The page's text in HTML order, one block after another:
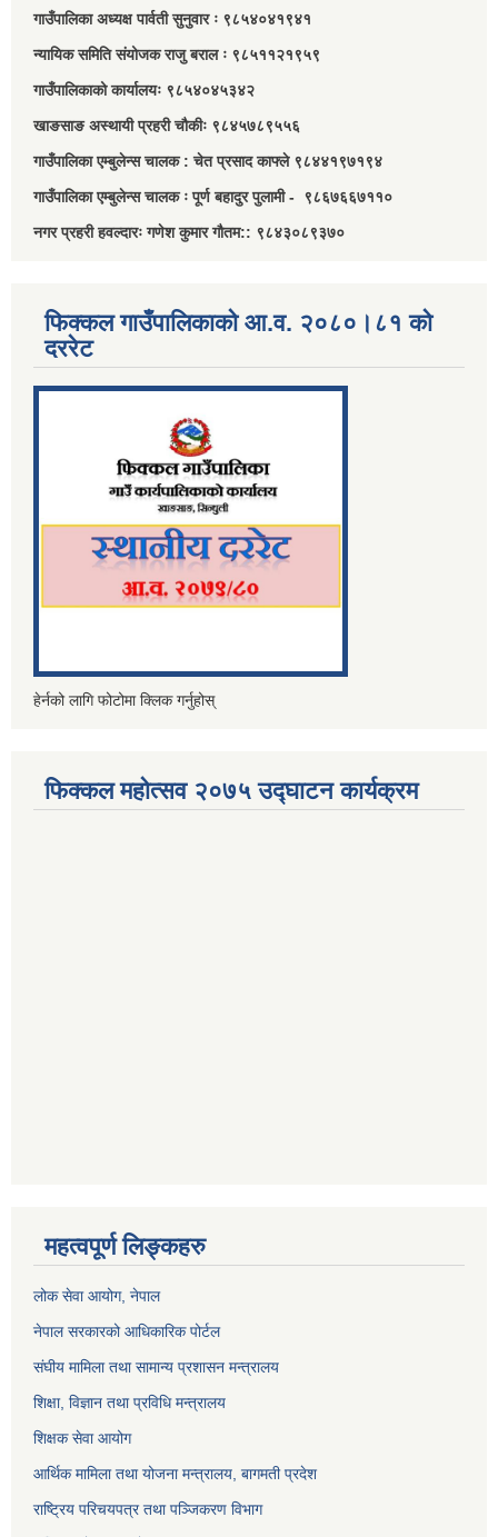
गाउँपालिका अध्यक्ष पार्वती सुनुवार ः ९८५४०४१९४१
न्यायिक समिति संयोजक राजु बराल ः ९८५११२१९५९
गाउँपालिकाको कार्यालयः ९८५४०४५३४२
खाङसाङ अस्थायी प्रहरी चौकीः ९८४५७८९५५६
गाउँपालिका एम्बुलेन्स चालक : चेत प्रसाद काफ्ले ९८४४१९७१९४
गाउँपालिका एम्बुलेन्स चालक ः पूर्ण बहादुर पुलामी - ९८६७६६७११०
नगर प्रहरी हवल्दारः गणेश कुमार गौतम:: ९८४३०८९३७०
फिक्कल गाउँपालिकाको आ.व. २०८०।८१ को
दररेट
हेर्नको लागि फोटोमा क्लिक गर्नुहोस्
फिक्कल महोत्सव २०७५ उद्घाटन कार्यक्रम
महत्वपूर्ण लिङ्कहरु
लोक सेवा आयोग, नेपाल
नेपाल सरकारको आधिकारिक पोर्टल
संघीय मामिला तथा सामान्य प्रशासन मन्त्रालय
शिक्षा, विज्ञान तथा प्रविधि मन्त्रालय
शिक्षक सेवा आयोग
आर्थिक मामिला तथा योजना मन्त्रालय, बागमती प्रदेश
राष्ट्रिय परिचयपत्र तथा पञ्जिकरण विभाग